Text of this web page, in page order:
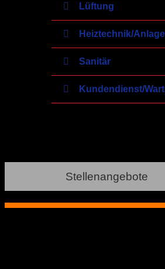
Lüftung
Heiztechnik/
Sanitär
Kundendienst/
Stellenangebote